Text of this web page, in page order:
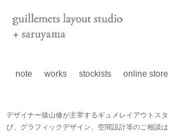
note works stockists online store
デザイナー猿山修が主宰するギュメレイアウトス
び、グラフィックデザイン、空間設計等のご相談は